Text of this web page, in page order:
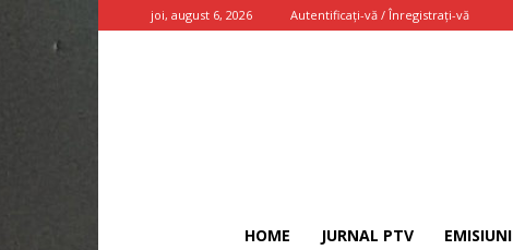
joi, august 6, 2026 Autentificați-vă / Înregistrați-vă
HOME JURNAL PTV EMISIUNI